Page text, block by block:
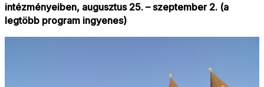
intézményeiben, augusztus 25. – szeptember 2. (a
legtöbb program ingyenes)